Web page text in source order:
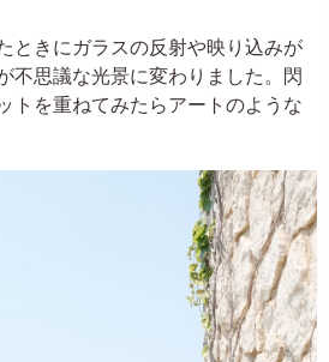
ときにガラスの反射や映り込みが
不思議な光景に変わりました。閃
トを重ねてみたらアートのような